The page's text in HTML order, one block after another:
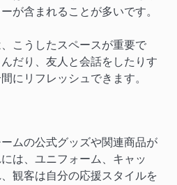
が含まれることが多いです。
こうしたスペースが重要で
だり、友人と会話をしたりす
にリフレッシュできます。
ムの公式グッズや関連商品が
は、ユニフォーム、キャッ
観客は自分の応援スタイルを